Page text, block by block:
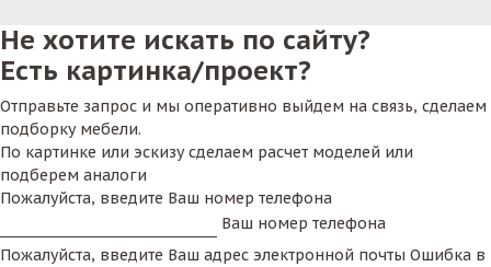
Не хотите искать по сайту?
Есть картинка/проект?
Отправьте запрос и мы оперативно выйдем на связь, сделаем
подборку мебели.
По картинке или эскизу сделаем расчет моделей или
подберем аналоги
Пожалуйста, введите Ваш номер телефона
Ваш номер телефона
Пожалуйста, введите Ваш адрес электронной почты Ошибка в